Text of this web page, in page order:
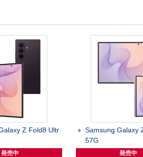
Z Fold8 Ultr
発売中
Samsung Galaxy
57G
発売中